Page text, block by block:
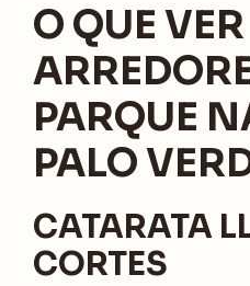
O QUE
PARQUE
PALO
CATARATA
CORTES